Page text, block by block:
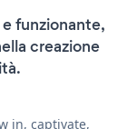
funzionante,
creazione
in, captivate,